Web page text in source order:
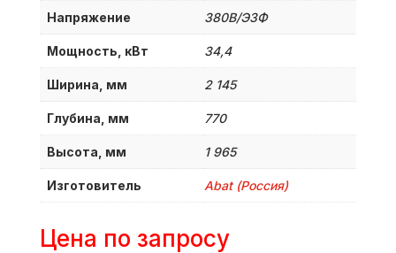
Напряжение 380B/Э3Ф
Мощность, кВт 34,4
Ширина, мм 2 145
Глубина, мм 770
Высота, мм 1 965
Изготовитель Abat (Россия)
Цена по запросу